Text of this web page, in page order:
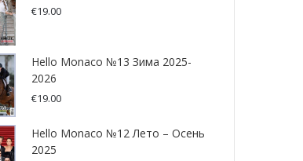
€19.00
Hello Monaco №13 Зима 2025-
2026
€19.00
Hello Monaco №12 Лето – Осень
2025